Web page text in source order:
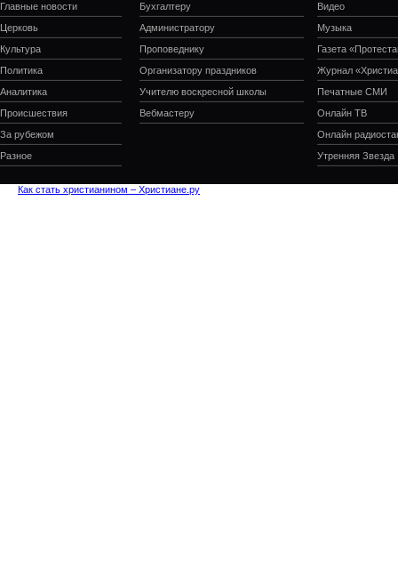
Главные новости
Церковь
Культура
Политика
Аналитика
Происшествия
За рубежом
Разное
Бухгалтеру
Администратору
Проповеднику
Организатору праздников
Учителю воскресной школы
Вебмастеру
Видео
Музыка
Газета
Журнал
Печатные СМИ
Онлайн ТВ
Онлайн
Утренняя Звезда
Как стать христианином – Христиане.ру